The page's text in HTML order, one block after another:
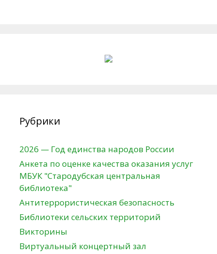
Рубрики
2026 — Год единства народов России
Анкета по оценке качества оказания услуг
МБУК "Стародубская центральная
библиотека"
Антитеррористическая безопасность
Библиотеки сельских территорий
Викторины
Виртуальный концертный зал